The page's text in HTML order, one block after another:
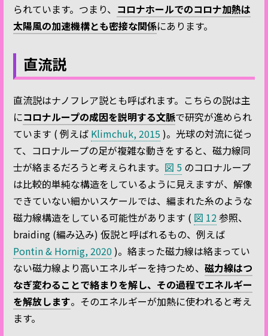
られています。つまり、 コロナホールでのコロナ加熱は
太陽風の加速機構とも密接な関係にあります。
直流説
直流説はナノフレア説とも呼ばれます。こちらの説は主
にコロナループの成因を説明する文脈で研究が進められ
ています ( 例えば Klimchuk, 2015 )。光球の対流に従っ
て、コロナループの足が複雑な動きをすると、磁力線同
士が絡まるだろうと考えられます。 図 5 のコロナループ
は比較的単純な構造をしているように見えますが、解像
できていない細かいスケールでは、編まれた糸のような
磁力線構造をしている可能性があります ( 図 12参照、
braiding (編み込み) 仮説と呼ばれるもの、例えば
Pontin & Hornig, 2020 )。絡まった磁力線は絡まってい
ない磁力線より高いエネルギーを持つため、 磁力線はつ
なぎ変わることで絡まりを解し、その過程でエネルギー
を解放します。そのエネルギーが加熱に使われると考え
ます。